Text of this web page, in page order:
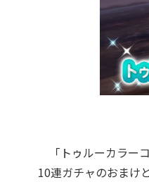
「トゥルーカラー
10連ガチャのおまけ